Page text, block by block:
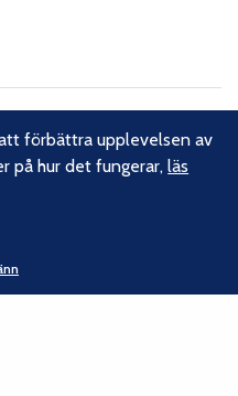
av ett 80-tal klubbar och
eller inte.
förbättra upplevelsen av
på hur det fungerar,läs